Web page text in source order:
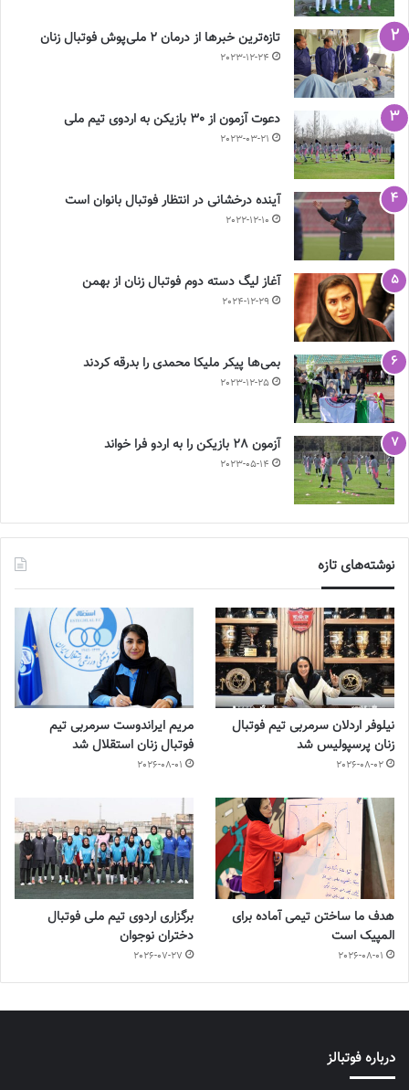
تازه‌ترین خبرها از درمان ۲ ملی‌پوش فوتبال زنان
2023-12-24
دعوت آزمون از 30 بازیکن به اردوی تیم ملی
2023-03-21
آینده درخشانی در انتظار فوتبال بانوان است
2022-12-10
آغاز لیگ دسته دوم فوتبال زنان از بهمن
2024-12-29
بمی‌ها پیکر ملیکا محمدی را بدرقه کردند
2023-12-25
آزمون 28 بازیکن را به اردو فرا خواند
2023-05-14
نوشته‌های تازه
نیلوفر اردلان سرمربی تیم فوتبال
زنان پرسپولیس شد
2026-08-02
مریم ایراندوست سرمربی تیم
فوتبال زنان استقلال شد
2026-08-01
هدف ما ساختن تیمی آماده برای
المپیک است
2026-08-01
برگزاری اردوی تیم ملی فوتبال
دختران نوجوان
2026-07-27
درباره فوتبالز